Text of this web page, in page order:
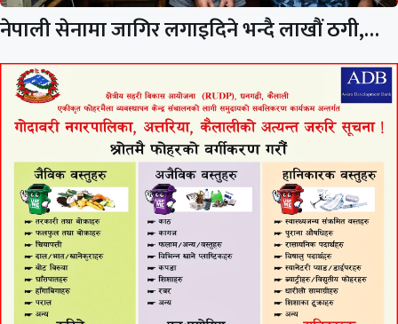
नेपाली सेनामा जागिर लगाइदिने भन्दै लाखौं ठगी,…